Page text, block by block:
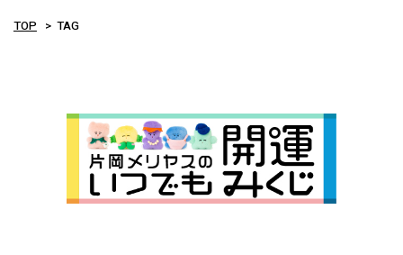
TOP TAG